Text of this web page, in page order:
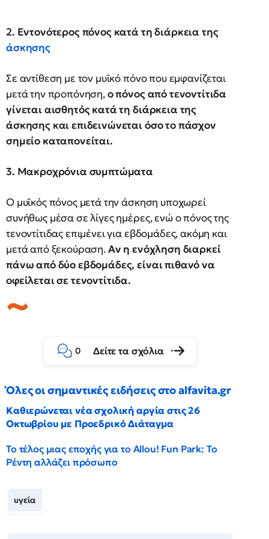
2. Εντονότερος πόνος κατά τη διάρκεια της
άσκησης
Σε αντίθεση με τον μυϊκό πόνο που εμφανίζεται
μετά την προπόνηση,ο πόνος από τενοντίτιδα
γίνεται αισθητός κατά τη διάρκεια της
άσκησης και επιδεινώνεται όσο το πάσχον
σημείο καταπονείται.
3. Μακροχρόνια συμπτώματα
Ο μυϊκός πόνος μετά την άσκηση υποχωρεί
συνήθως μέσα σε λίγες ημέρες, ενώ ο πόνος της
τενοντίτιδας επιμένει για εβδομάδες, ακόμη και
μετά από ξεκούραση.Αν η ενόχληση διαρκεί
πάνω από δύο εβδομάδες, είναι πιθανό να
οφείλεται σε τενοντίτιδα.
0 Δείτε τα σχόλια
Όλες οι σημαντικές ειδήσεις στο alfavita.gr
Καθιερώνεται νέα σχολική αργία στις 26
Οκτωβρίου με Προεδρικό Διάταγμα
Το τέλος μιας εποχής για το Allou! Fun Park: Το
Ρέντη αλλάζει πρόσωπο
υγεία